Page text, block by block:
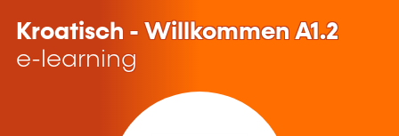
Kroatisch - Willkommen A1.2
e-learning